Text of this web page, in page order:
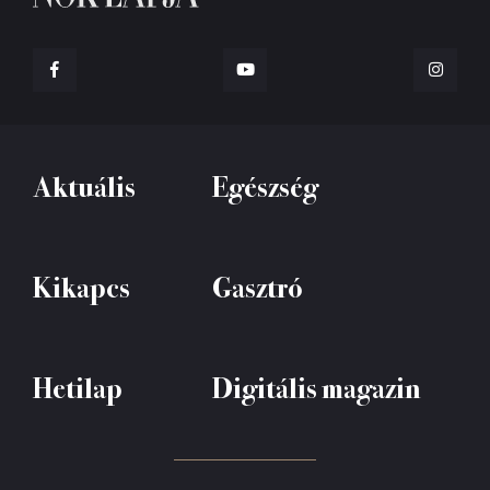
Aktuális Egészség
Kikapcs Gasztró
Hetilap Digitális magazin